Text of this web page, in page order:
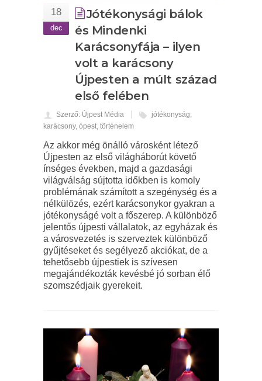
18
dec
Jótékonysági bálok
és Mindenki
Karácsonyfája – ilyen
volt a karácsony
Újpesten a múlt század
első felében
Szerző: Újpest Média jótékonyság,
karácsony, ópest, történelem
Az akkor még önálló városként létező
Újpesten az első világháborút követő
ínséges években, majd a gazdasági
világválság sújtotta időkben is komoly
problémának számított a szegénység és a
nélkülözés, ezért karácsonykor gyakran a
jótékonyságé volt a főszerep. A különböző
jelentős újpesti vállalatok, az egyházak és
a városvezetés is szerveztek különböző
gyűjtéseket és segélyező akciókat, de a
tehetősebb újpestiek is szívesen
megajándékozták kevésbé jó sorban élő
szomszédjaik gyerekeit.